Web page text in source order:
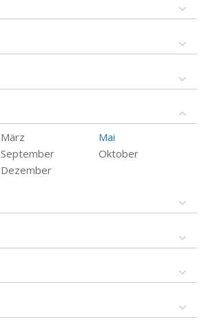
März
Mai
September
Oktober
Dezember